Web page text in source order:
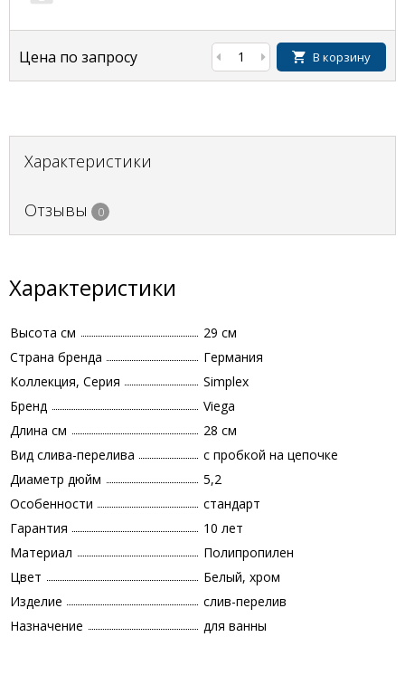
Цена по запросу В корзину
Характеристики
Отзывы 0
Характеристики
Высота см
29 см
Страна бренда
Германия
Коллекция, Серия
Simplex
Бренд
Viega
Длина см
28 см
Вид слива-перелива
с пробкой на цепочке
Диаметр дюйм
5,2
Особенности
стандарт
Гарантия
10 лет
Материал
Полипропилен
Цвет
Белый, хром
Изделие
слив-перелив
Назначение
для ванны